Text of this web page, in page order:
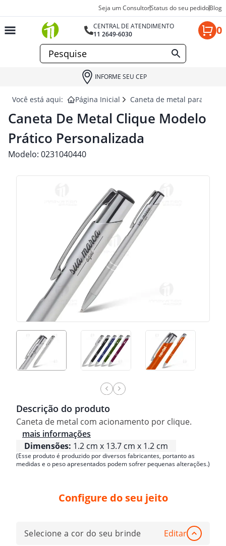
Seja um ConsultorStatus do seu pedidoBlog
CENTRAL DE ATENDIMENTO
11 2649-6030
0
INFORME SEU CEP
Você está aqui: Página Inicial Caneta de metal para
Caneta De Metal Clique Modelo
Prático Personalizada
Modelo: 0231040440
Descrição do produto
Caneta de metal com acionamento por clique.
mais informações
Dimensões: 1.2 cm x 13.7 cm x 1.2 cm
(Esse produto é produzido por diversos fabricantes, portanto as
medidas e o peso apresentados podem sofrer pequenas alterações.)
Configure do seu jeito
Selecione a cor do seu brinde Editar